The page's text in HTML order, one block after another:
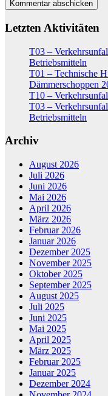
Letzten Aktivitäten
T03 –
Betriebsmitteln
T01 – Technische
Dämmerschoppen
T10 –
T03 –
Betriebsmitteln
Archiv
August 2026
Juli 2026
Juni 2026
Mai 2026
April 2026
März 2026
Februar 2026
Januar 2026
Dezember 2025
November 2025
Oktober 2025
September 2025
August 2025
Juli 2025
Juni 2025
Mai 2025
April 2025
März 2025
Februar 2025
Januar 2025
Dezember 2024